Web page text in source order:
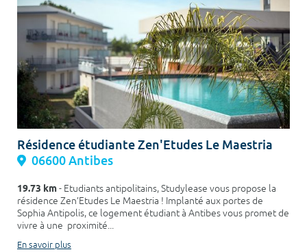
Résidence étudiante Zen'Etudes Le Maestria
06600 Antibes
19.73 km- Etudiants antipolitains, Studylease vous propose la
résidence Zen’Etudes Le Maestria ! Implanté aux portes de
Sophia Antipolis, ce logement étudiant à Antibes vous promet de
vivre à une proximité...
En savoir plus